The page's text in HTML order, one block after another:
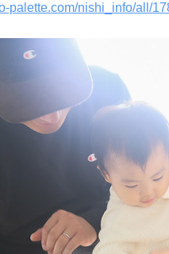
palette.com/nishi_info/all/